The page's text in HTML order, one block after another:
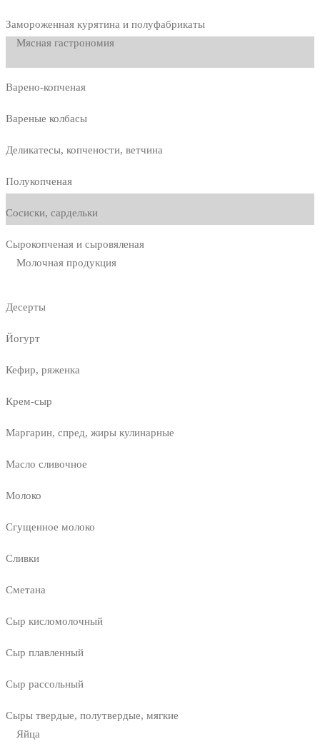
Замороженная курятина и полуфабрикаты
Мясная гастрономия
Варено-копченая
Вареные колбасы
Деликатесы, копчености, ветчина
Полукопченая
Сосиски, сардельки
Сырокопченая и сыровяленая
Молочная продукция
Десерты
Йогурт
Кефир, ряженка
Крем-сыр
Маргарин, спред, жиры кулинарные
Масло сливочное
Молоко
Сгущенное молоко
Сливки
Сметана
Сыр кисломолочный
Сыр плавленный
Сыр рассольный
Сыры твердые, полутвердые, мягкие
Яйца